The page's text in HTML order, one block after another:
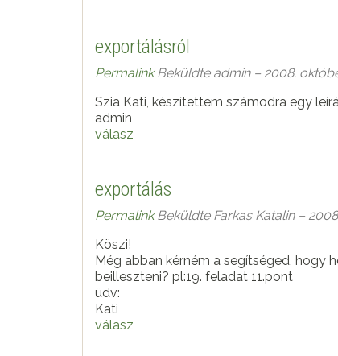
exportálásról
Permalink Beküldte admin– 2008.
Szia Kati, készítettem számodra egy
admin
válasz
exportálás
Permalink Beküldte Farkas Katalin–
Köszi!
Még abban kérném a segítséged, hogy
beilleszteni? pl:19. feladat 11.pont
üdv:
Kati
válasz